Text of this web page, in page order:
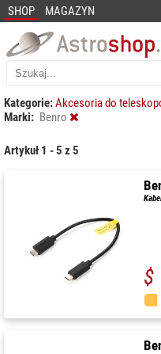
SHOP MAGAZYN
Kategorie:Akcesoria do
Marki: Benro
Artykuł 1 - 5 z 5
$